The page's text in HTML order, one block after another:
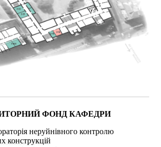
міжнародної
ФОНД КАФЕДРИ
неруйнівного контролю
конструкцій